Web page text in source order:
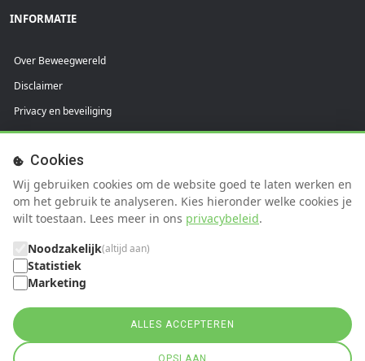
INFORMATIE
Over Beweegwereld
Disclaimer
Privacy en beveiliging
Praktijkvoorwaarden
Cliëntvoorwaarden
SUPPORT
Help
Contact
Cookies
Wij gebruiken cookies om de website goed te laten werken en
om het gebruik te analyseren. Kies hieronder welke cookies je
wilt toestaan. Lees meer in ons privacybeleid.
Noodzakelijk(altijd aan)
Statistiek
Marketing
ALLES ACCEPTEREN
OPSLAAN